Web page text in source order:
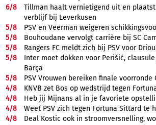
6/8
Tillman haalt vernietigend uit en
verblijf bij Leverkusen
5/8
PSV en Veerman weigeren
5/8
Bouhoudane vervolgt carrière bij SC
5/8
Rangers FC meldt zich bij PSV voor
5/8
Inter moet dokken voor Perišić,
Barça
5/8
PSV Vrouwen bereiken finale voorronde
4/8
KNVB zet Bos op wedstrijd tegen
4/8
Heb jij Mijnans al in je favoriete
4/8
Weet PSV zich tegen Fortuna Sittard te
4/8 Deal Kostic ook in stroomversnelling,